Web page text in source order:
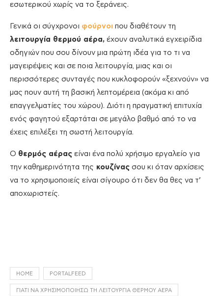
εσωτερικού χωρίς να το ξεράνεις.
Γενικά οι σύγχρονοι φούρνοι που διαθέτουν τη
λειτουργία θερμού αέρα, έχουν αναλυτικά εγχειρίδια
οδηγιών που σου δίνουν μια πρώτη ιδέα για το τι να
μαγειρέψεις και σε ποια λειτουργία, μιας και οι
περισσότερες συνταγές που κυκλοφορούν «ξεχνούν» να
μας πουν αυτή τη βασική λεπτομέρεια (ακόμα κι από
επαγγελματίες του χώρου). Διότι η πραγματική επιτυχία
ενός φαγητού εξαρτάται σε μεγάλο βαθμό από το να
έχεις επιλέξει τη σωστή λειτουργία.
Ο θερμός αέρας είναι ένα πολύ χρήσιμο εργαλείο για
την καθημερινότητα της κουζίνας σου κι όταν αρχίσεις
να το χρησιμοποιείς είναι σίγουρο ότι δεν θα θες να τ’
αποχωριστείς.
HOME PORTALFEED
ΓΙΑΤΊ ΝΑ ΧΡΗΣΙΜΟΠΟΙΉΣΩ ΤΗ ΛΕΙΤΟΥΡΓΊΑ ΘΕΡΜΟΎ ΑΈΡΑ